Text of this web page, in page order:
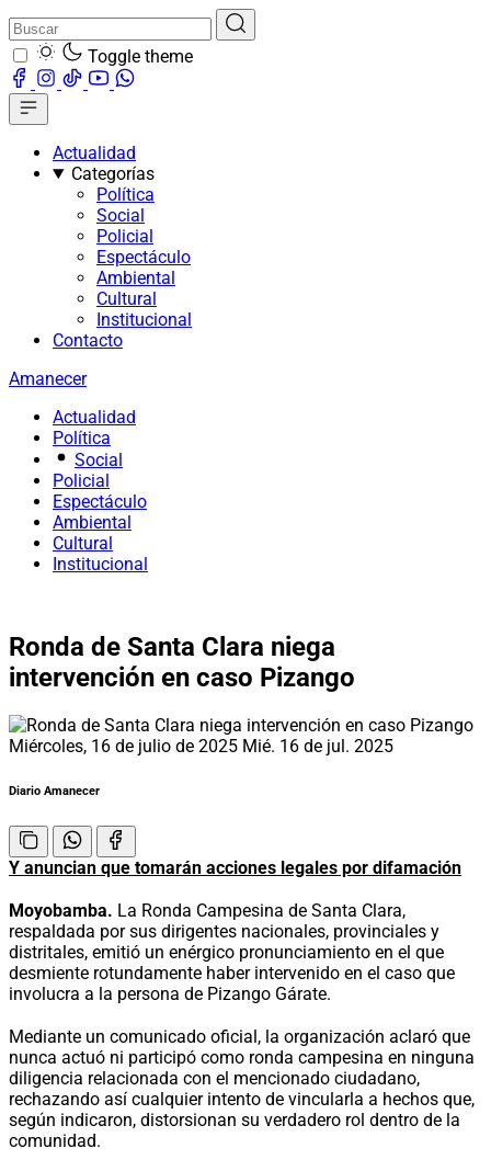
Toggle theme
Actualidad
Categorías
Política
Social
Policial
Espectáculo
Ambiental
Cultural
Institucional
Contacto
Amanecer
Actualidad
Política
Social
Policial
Espectáculo
Ambiental
Cultural
Institucional
Ronda de Santa Clara niega
intervención en caso Pizango
Miércoles, 16 de julio de 2025 Mié. 16 de jul. 2025
Diario Amanecer
Y anuncian que tomarán acciones legales por difamación
Moyobamba. La Ronda Campesina de Santa Clara,
respaldada por sus dirigentes nacionales, provinciales y
distritales, emitió un enérgico pronunciamiento en el que
desmiente rotundamente haber intervenido en el caso que
involucra a la persona de Pizango Gárate.
Mediante un comunicado oficial, la organización aclaró que
nunca actuó ni participó como ronda campesina en ninguna
diligencia relacionada con el mencionado ciudadano,
rechazando así cualquier intento de vincularla a hechos que,
según indicaron, distorsionan su verdadero rol dentro de la
comunidad.